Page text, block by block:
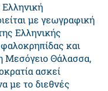
με γεωγραφική
Eλληνικής
και
Θάλασσα,
ασκεί
με το διεθνές